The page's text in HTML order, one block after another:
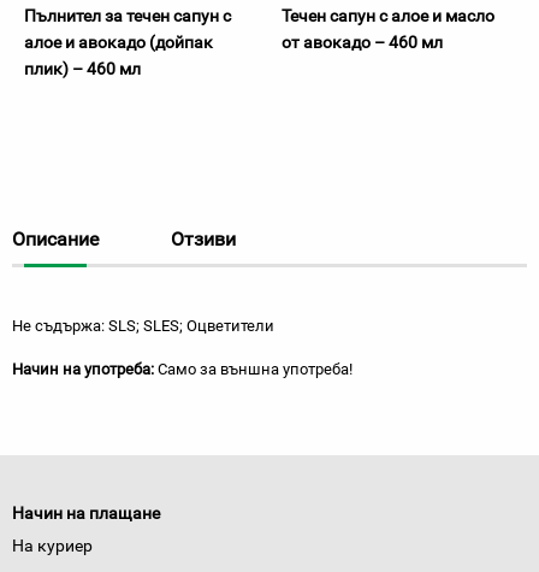
Пълнител за течен сапун с
алое и авокадо (дойпак
плик) – 460 мл
Течен сапун с алое и масло
от авокадо – 460 мл
Описание Отзиви
Не съдържа: SLS; SLES; Оцветители
Начин на употреба: Само за външна употреба!
Начин на плащане
На куриер